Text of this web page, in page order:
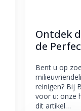
Ontdek
de
Bent u op
reinigen? Bij
voor u: onze
dit artikel…